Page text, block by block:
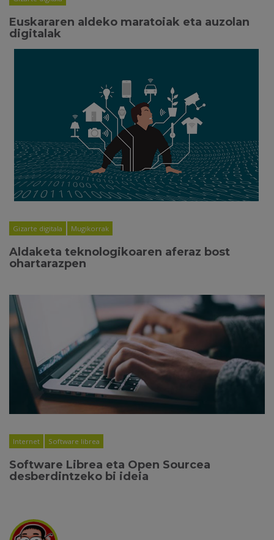
Euskararen aldeko maratoiak eta auzolan
digitalak
Gizarte digitala Mugikorrak
Aldaketa teknologikoaren aferaz bost
ohartarazpen
Internet Software librea
Software Librea eta Open Sourcea
desberdintzeko bi ideia